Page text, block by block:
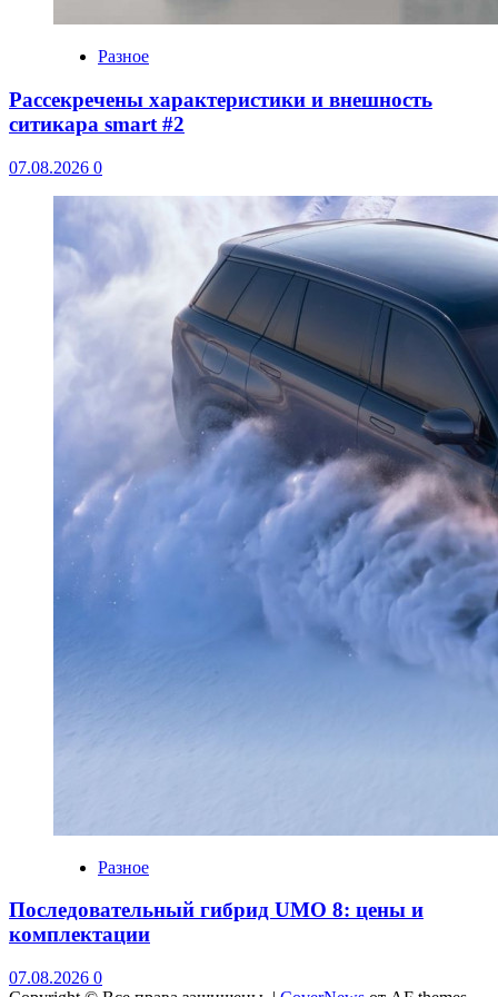
Разное
Рассекречены характеристики и внешность
ситикара smart #2
07.08.2026 0
Разное
Последовательный гибрид UMO 8: цены и
комплектации
07.08.2026 0